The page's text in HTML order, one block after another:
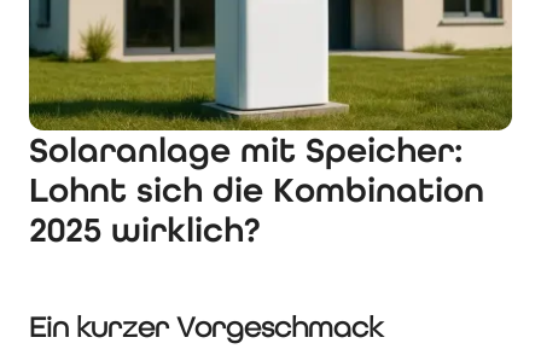
Solaranlage mit Speicher:
Lohnt sich die Kombination
2025 wirklich?
Ein kurzer Vorgeschmack